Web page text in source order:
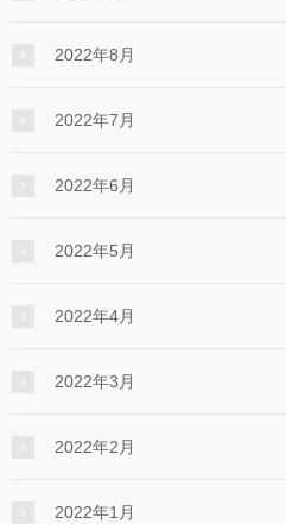
2022年8月
2022年7月
2022年6月
2022年5月
2022年4月
2022年3月
2022年2月
2022年1月